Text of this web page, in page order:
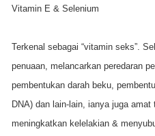
Vitamin E & Selenium
Terkenal sebagai “vitamin seks”.
penuaan, melancarkan peredaran
pembentukan darah beku,
DNA) dan lain-lain, ianya juga
meningkatkan kelelakian &